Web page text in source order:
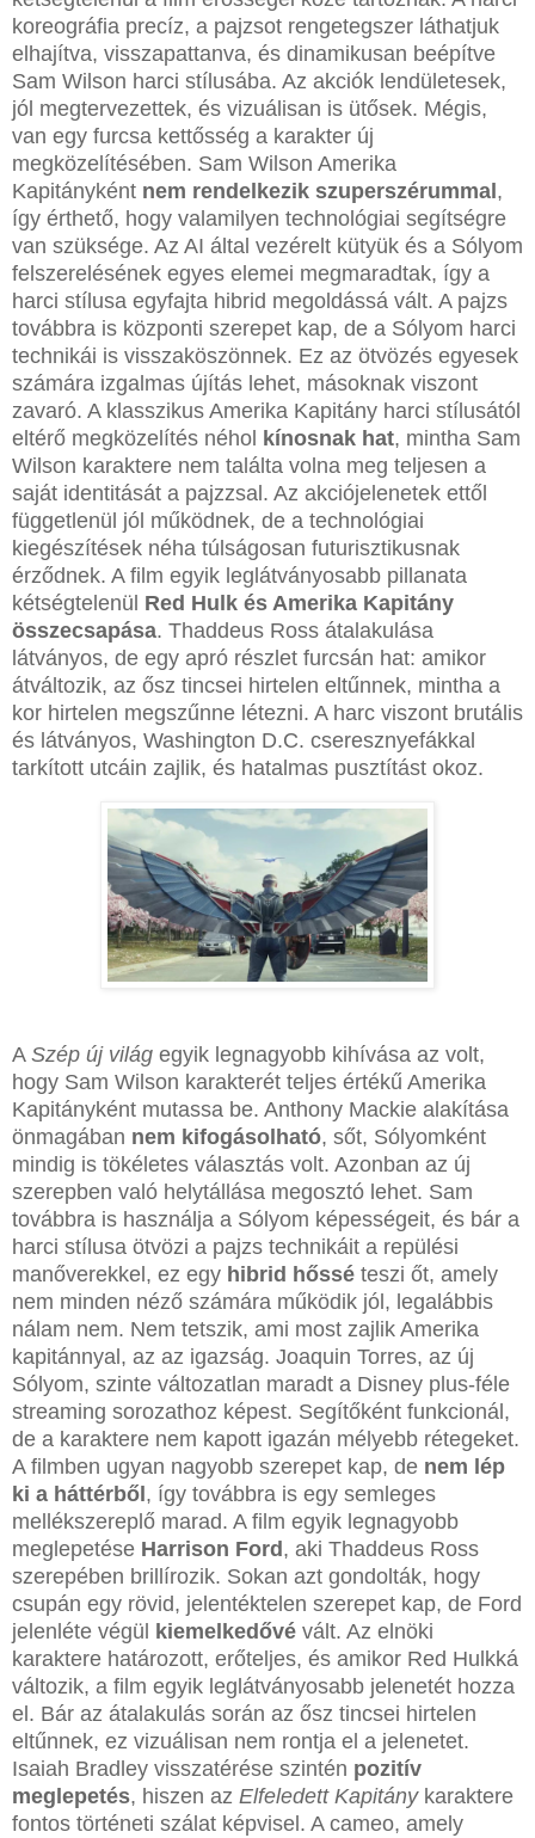
koreográfia precíz, a pajzsot rengetegszer láthatjuk
elhajítva, visszapattanva, és dinamikusan beépítve
Sam Wilson harci stílusába. Az akciók lendületesek,
jól megtervezettek, és vizuálisan is ütősek. Mégis,
van egy furcsa kettősség a karakter új
megközelítésében. Sam Wilson Amerika
Kapitányként nem rendelkezik szuperszérummal,
így érthető, hogy valamilyen technológiai segítségre
van szüksége. Az AI által vezérelt kütyük és a Sólyom
felszerelésének egyes elemei megmaradtak, így a
harci stílusa egyfajta hibrid megoldássá vált. A pajzs
továbbra is központi szerepet kap, de a Sólyom harci
technikái is visszaköszönnek. Ez az ötvözés egyesek
számára izgalmas újítás lehet, másoknak viszont
zavaró. A klasszikus Amerika Kapitány harci stílusától
eltérő megközelítés néhol kínosnak hat, mintha Sam
Wilson karaktere nem találta volna meg teljesen a
saját identitását a pajzzsal. Az akciójelenetek ettől
függetlenül jól működnek, de a technológiai
kiegészítések néha túlságosan futurisztikusnak
érződnek. A film egyik leglátványosabb pillanata
kétségtelenül Red Hulk és Amerika Kapitány
összecsapása. Thaddeus Ross átalakulása
látványos, de egy apró részlet furcsán hat: amikor
átváltozik, az ősz tincsei hirtelen eltűnnek, mintha a
kor hirtelen megszűnne létezni. A harc viszont brutális
és látványos, Washington D.C. cseresznyefákkal
tarkított utcáin zajlik, és hatalmas pusztítást okoz.
A Szép új világ egyik legnagyobb kihívása az volt,
hogy Sam Wilson karakterét teljes értékű Amerika
Kapitányként mutassa be. Anthony Mackie alakítása
önmagában nem kifogásolható, sőt, Sólyomként
mindig is tökéletes választás volt. Azonban az új
szerepben való helytállása megosztó lehet. Sam
továbbra is használja a Sólyom képességeit, és bár a
harci stílusa ötvözi a pajzs technikáit a repülési
manőverekkel, ez egy hibrid hőssé teszi őt, amely
nem minden néző számára működik jól, legalábbis
nálam nem. Nem tetszik, ami most zajlik Amerika
kapitánnyal, az az igazság. Joaquin Torres, az új
Sólyom, szinte változatlan maradt a Disney plus-féle
streaming sorozathoz képest. Segítőként funkcionál,
de a karaktere nem kapott igazán mélyebb rétegeket.
A filmben ugyan nagyobb szerepet kap, de nem lép
ki a háttérből , így továbbra is egy semleges
mellékszereplő marad. A film egyik legnagyobb
meglepetése Harrison Ford , aki Thaddeus Ross
szerepében brillírozik. Sokan azt gondolták, hogy
csupán egy rövid, jelentéktelen szerepet kap, de Ford
jelenléte végül
kiemelkedővé vált. Az elnöki
karaktere határozott, erőteljes, és amikor Red Hulkká
változik, a film egyik leglátványosabb jelenetét hozza
el. Bár az átalakulás során az ősz tincsei hirtelen
eltűnnek, ez vizuálisan nem rontja el a jelenetet.
Isaiah Bradley visszatérése szintén pozitív
meglepetés, hiszen az Elfeledett Kapitánykaraktere
fontos történeti szálat képvisel. A cameo, amely